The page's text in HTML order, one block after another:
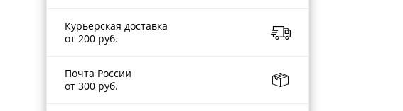
Курьерская доставка
от 200 руб.
Почта России
от 300 руб.